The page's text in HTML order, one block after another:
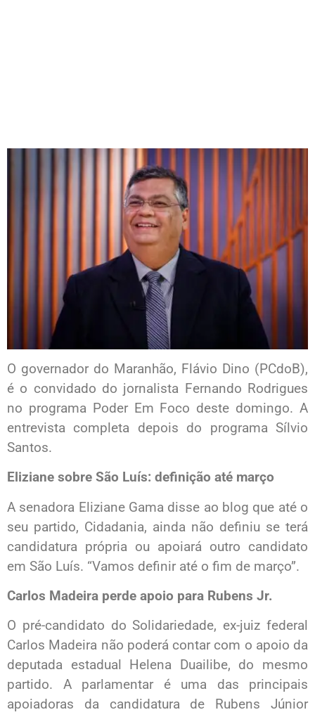
O governador do Maranhão, Flávio Dino (PCdoB),
é o convidado do jornalista Fernando Rodrigues
no programa Poder Em Foco deste domingo. A
entrevista completa depois do programa Sílvio
Santos.
Eliziane sobre São Luís: definição até março
A senadora Eliziane Gama disse ao blog que até o
seu partido, Cidadania, ainda não definiu se terá
candidatura própria ou apoiará outro candidato
em São Luís. “Vamos definir até o fim de março”.
Carlos Madeira perde apoio para Rubens Jr.
O pré-candidato do Solidariedade, ex-juiz federal
Carlos Madeira não poderá contar com o apoio da
deputada estadual Helena Duailibe, do mesmo
partido. A parlamentar é uma das principais
apoiadoras da candidatura de Rubens Júnior